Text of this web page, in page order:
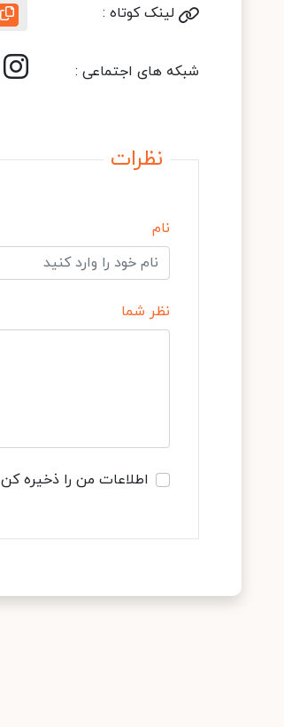
لینک کوتاه :
شبکه های اجتماعی :
نظرات
نام
نظر شما
اطلاعات من را ذخیره کن